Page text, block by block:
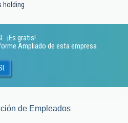
holding
¡Es gratis!
Ampliado de esta empresa
de Empleados